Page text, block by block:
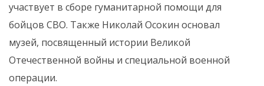
участвует в сборе гуманитарной помощи для
бойцов СВО. Также Николай Осокин основал
музей, посвященный истории Великой
Отечественной войны и специальной военной
операции.